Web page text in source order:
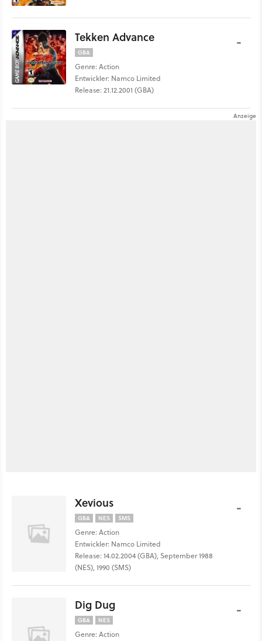
Tekken Advance
GBA
Genre: Action
Entwickler: Namco Limited
Release: 21.12.2001 (GBA)
-
Xevious
GBA NES SMS
Genre: Action
Entwickler: Namco Limited
Release: 14.02.2004 (GBA), September 1988
(NES), 1990 (SMS)
-
Dig Dug
GBA NES
Genre: Action
-